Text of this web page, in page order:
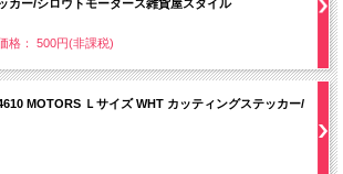
ッカー/シロウトモータース雑貨屋スタイル
格： 500円(非課税)
MOTORS Ｌサイズ WHT カッティングステッカー/